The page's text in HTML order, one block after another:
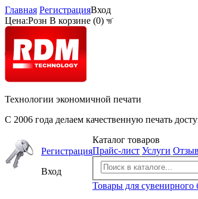
Главная РегистрацияВход
Цена:Розн В корзине (0)
Технологии экономичной печати
С 2006 года делаем качественную печать
Регистрация
Вход
Каталог товаров
Прайс-лист Услуги
Товары для сувенирного